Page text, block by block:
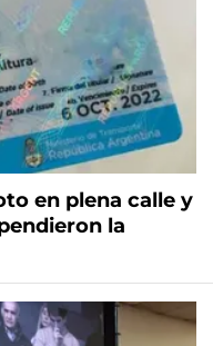
en plena calle y
la